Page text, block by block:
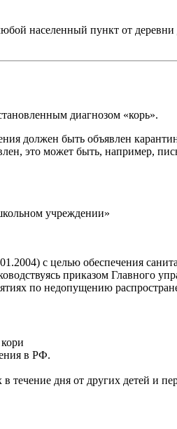
населенный пункт от деревни
диагнозом «корь».
должен быть объявлен
это может быть, например,
учреждении»
с целью обеспечения
приказом Главного
по недопущению
в РФ.
течение дня от других детей и